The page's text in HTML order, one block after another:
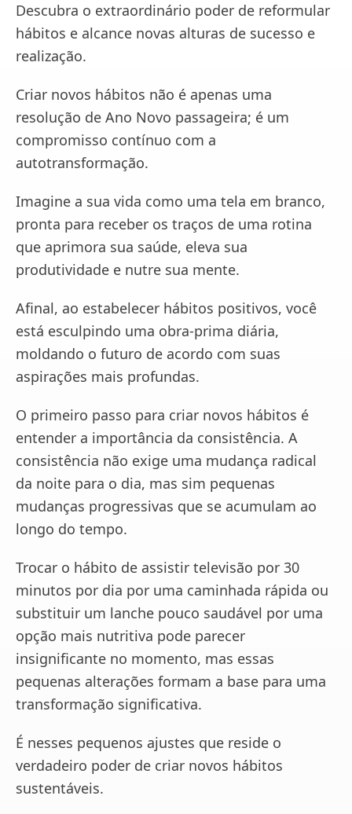
Descubra o extraordinário poder de reformular
hábitos e alcance novas alturas de sucesso e
realização.
Criar novos hábitos não é apenas uma
resolução de Ano Novo passageira; é um
compromisso contínuo com a
autotransformação.
Imagine a sua vida como uma tela em branco,
pronta para receber os traços de uma rotina
que aprimora sua saúde, eleva sua
produtividade e nutre sua mente.
Afinal, ao estabelecer hábitos positivos, você
está esculpindo uma obra-prima diária,
moldando o futuro de acordo com suas
aspirações mais profundas.
O primeiro passo para criar novos hábitos é
entender a importância da consistência. A
consistência não exige uma mudança radical
da noite para o dia, mas sim pequenas
mudanças progressivas que se acumulam ao
longo do tempo.
Trocar o hábito de assistir televisão por 30
minutos por dia por uma caminhada rápida ou
substituir um lanche pouco saudável por uma
opção mais nutritiva pode parecer
insignificante no momento, mas essas
pequenas alterações formam a base para uma
transformação significativa.
É nesses pequenos ajustes que reside o
verdadeiro poder de criar novos hábitos
sustentáveis.